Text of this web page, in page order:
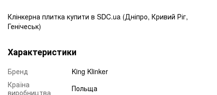
Клінкерна плитка купити в SDC.ua (Дніпро, Кривий Ріг,
Генічеськ)
Характеристики
Бренд
King Klinker
Країна
виробництва
Польща